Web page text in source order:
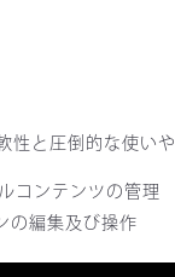
と圧倒的な使いや
ンテンツの管理
編集及び操作